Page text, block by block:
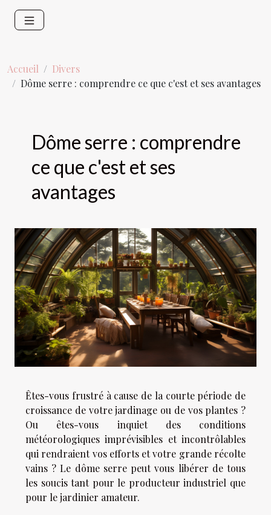
Accueil
Divers
Dôme serre : comprendre ce que c'est et ses avantages
Dôme serre : comprendre
ce que c'est et ses
avantages
Êtes-vous frustré à cause de la courte période de
croissance de votre jardinage ou de vos plantes ?
Ou êtes-vous inquiet des conditions
météorologiques imprévisibles et incontrôlables
qui rendraient vos efforts et votre grande récolte
vains ? Le dôme serre peut vous libérer de tous
les soucis tant pour le producteur industriel que
pour le jardinier amateur.